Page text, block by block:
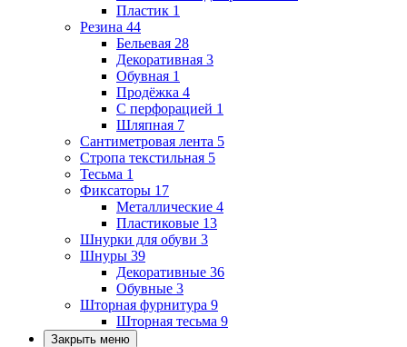
Пластик 1
Резина 44
Бельевая 28
Декоративная 3
Обувная 1
Продёжка 4
С перфорацией 1
Шляпная 7
Сантиметровая лента 5
Стропа текстильная 5
Тесьма 1
Фиксаторы 17
Металлические 4
Пластиковые 13
Шнурки для обуви 3
Шнуры 39
Декоративные 36
Обувные 3
Шторная фурнитура 9
Шторная тесьма 9
Закрыть меню